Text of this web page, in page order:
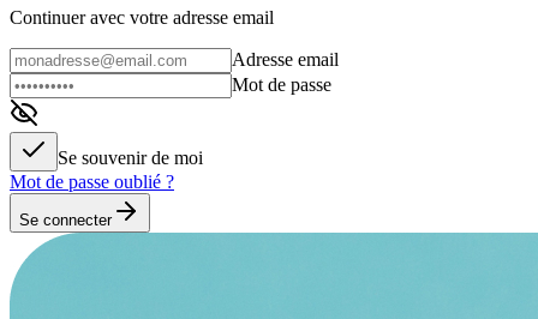
Continuer avec votre adresse email
Adresse email
Mot de passe
Se souvenir de moi
Mot de passe oublié ?
Se connecter